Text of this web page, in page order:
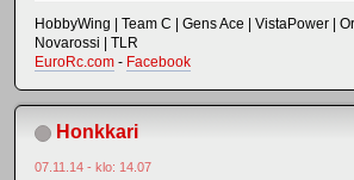
HobbyWing | Team C | Gens Ace | VistaPower |
Novarossi | TLR
EuroRc.com - Facebook
Honkkari
07.11.14 - klo: 14.07